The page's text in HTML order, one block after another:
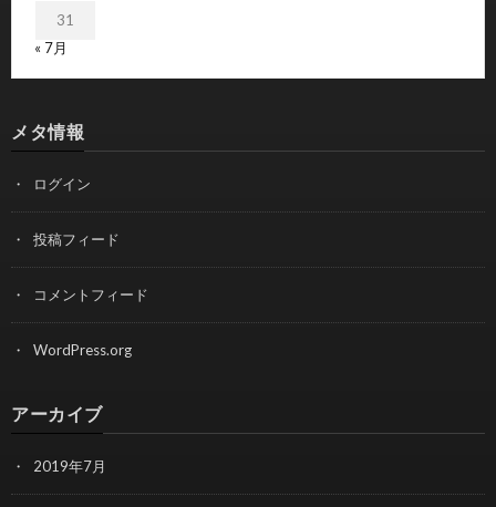
31
« 7月
メタ情報
ログイン
投稿フィード
コメントフィード
WordPress.org
アーカイブ
2019年7月